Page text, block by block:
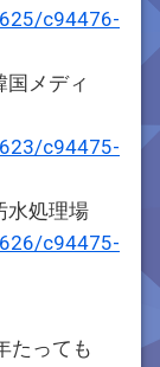
c94476-
国メディ
c94475-
水処理場
c94475-
たっても